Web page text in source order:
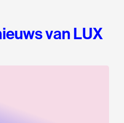
van LUX